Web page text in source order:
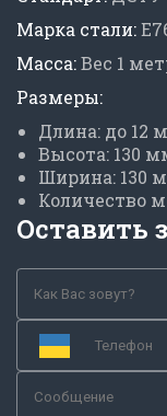
Марка стали:
Масса:Вес 1
Размеры:
Длина: до 12 м
Высота: 130
Ширина: 130
Количество
Оставить